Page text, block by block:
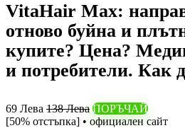
VitaHair Max:
отново буйна и
купите? Цена?
и потребители. Как
69 Лева 138 Лева ПОРЪЧАЙ
[50% отстъпка] • официален сайт